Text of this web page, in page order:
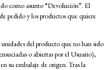
como asunto “Devolución”. El
pedido y los productos que quiere
del producto que no han sido
o abiertas por el Usuario),
su embalaje de origen. Tras la